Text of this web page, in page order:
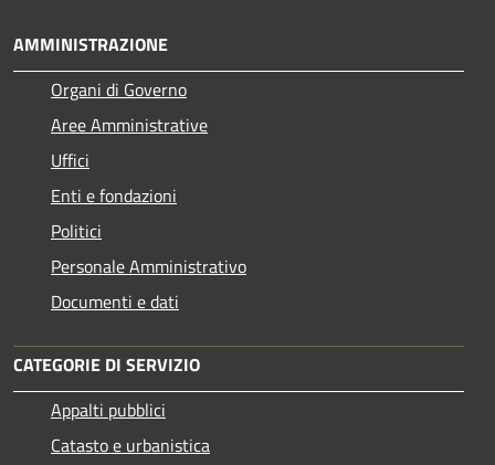
AMMINISTRAZIONE
Organi di Governo
Aree Amministrative
Uffici
Enti e fondazioni
Politici
Personale Amministrativo
Documenti e dati
CATEGORIE DI SERVIZIO
Appalti pubblici
Catasto e urbanistica